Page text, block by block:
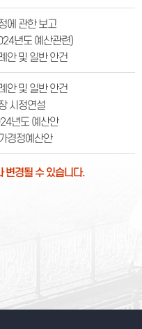
에 관한 보고
년도 예산관련)
안 및 일반 안건
안 및 일반 안건
시정연설
년도 예산안
경정예산안
변경될 수 있습니다.